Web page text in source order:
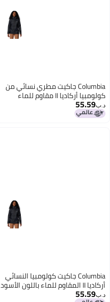
Columbia جاكيت مطري نسائي من
كولومبيا أركاديا II مقاوم للماء
باللون الأسود صغير
د.ب‏55.59
Columbia جاكيت كولومبيا النسائي
أركاديا II المقاوم للماء باللون الأسود
مقاس صغير جداً
د.ب‏55.59